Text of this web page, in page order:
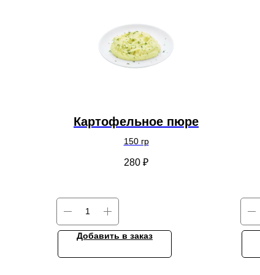
Картофельное пюре
150 гр
280 ₽
Добавить в заказ